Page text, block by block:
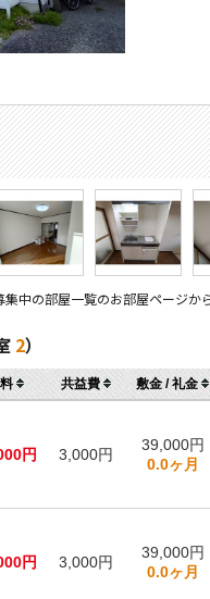
ー
ア
中の部屋一覧のお部屋ページか
2）
共益費 敷金 / 礼金
円 3,000円
39,000円
0.0ヶ月
円 3,000円
39,000円
0.0ヶ月